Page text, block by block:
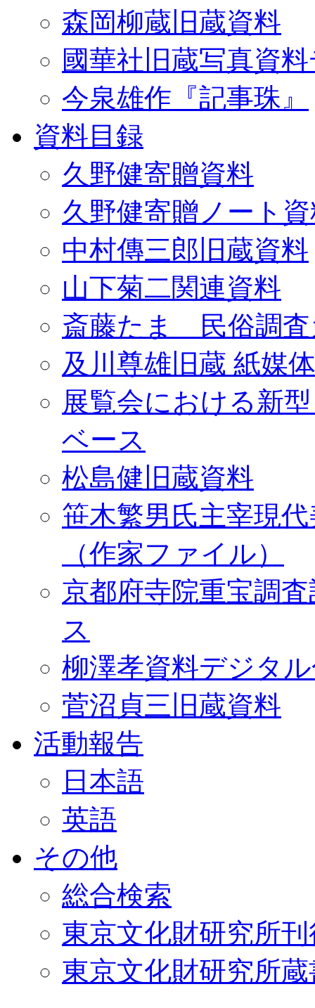
森岡柳蔵旧蔵資料
國華社旧蔵写真資
今泉雄作『記事珠』
資料目録
久野健寄贈資料
久野健寄贈ノート
中村傳三郎旧蔵資料
山下菊二関連資料
斎藤たま 民俗調査
及川尊雄旧蔵 紙媒
展覧会における新
ベース
松島健旧蔵資料
笹木繁男氏主宰現
（作家ファイル）
京都府寺院重宝調
ス
柳澤孝資料デジタ
菅沼貞三旧蔵資料
活動報告
日本語
英語
その他
総合検索
東京文化財研究所
東京文化財研究所